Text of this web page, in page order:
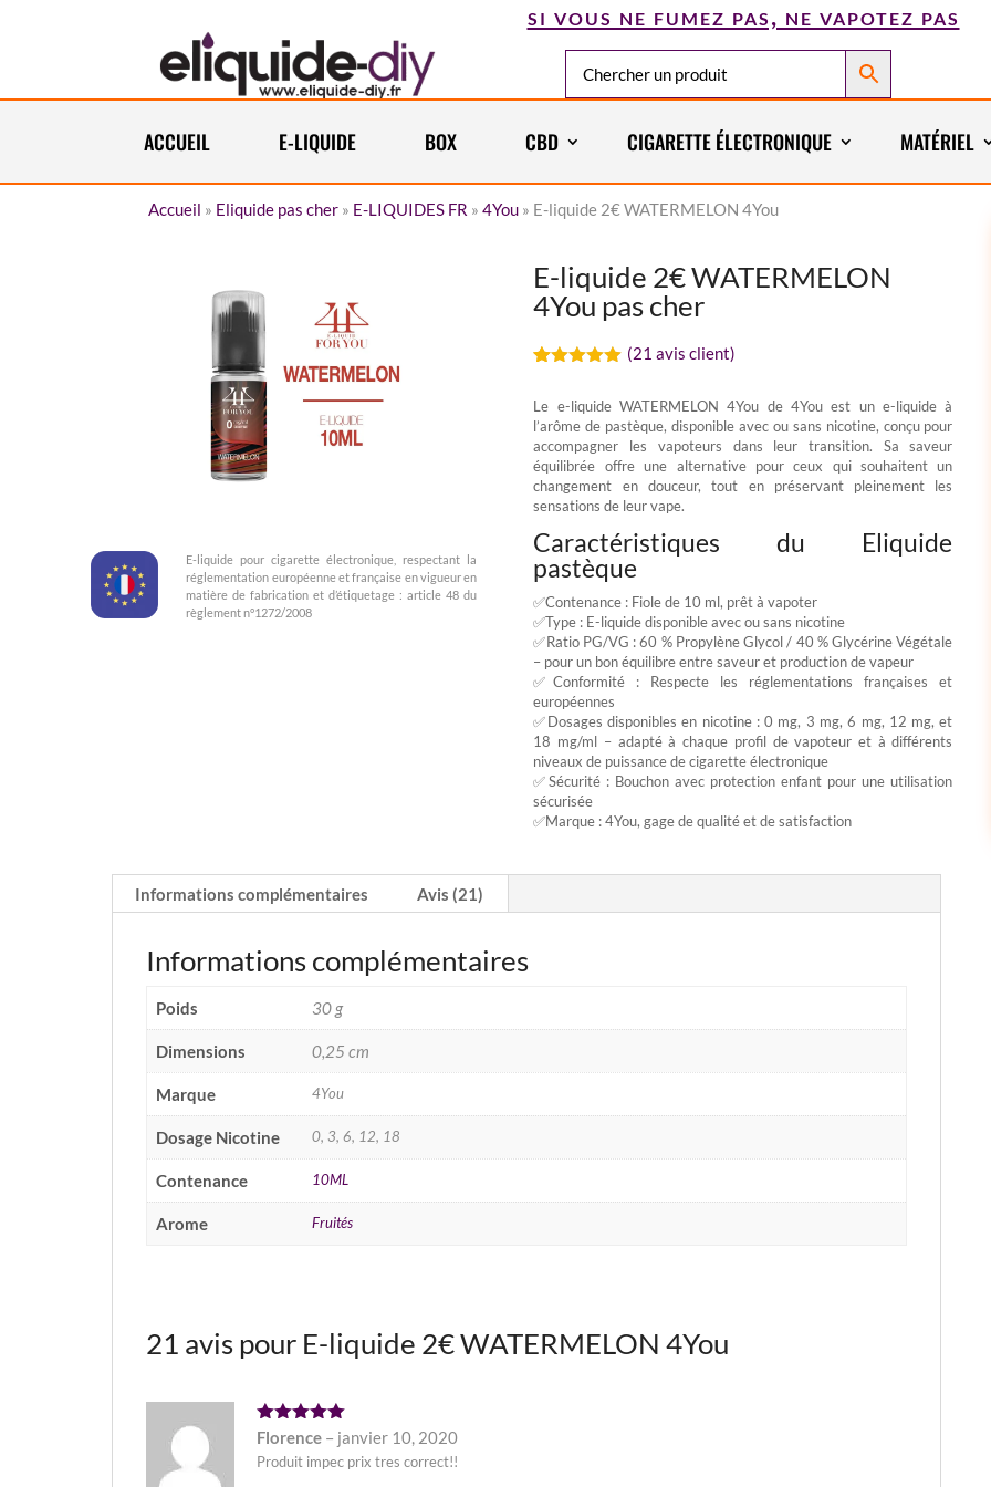
si vous ne fumez pas, ne vapotez pas
ACCUEIL E-LIQUIDE BOX CBD CIGARETTE ÉLECTRONIQUE MATÉRIEL
Accueil » Eliquide pas cher » E-LIQUIDES FR »4You » E-liquide 2€ WATERMELON 4You
E-liquide pour cigarette électronique, respectant la
réglementation européenne et française en vigueur en
matière de fabrication et d’étiquetage : article 48 du
règlement n°1272/2008
E-liquide 2€ WATERMELON
4You pas cher
basé sur
notations
client
(21 avis client)
Le e-liquide WATERMELON 4You de 4You est un e-liquide à
l’arôme de pastèque, disponible avec ou sans nicotine, conçu pour
accompagner les vapoteurs dans leur transition. Sa saveur
équilibrée offre une alternative pour ceux qui souhaitent un
changement en douceur, tout en préservant pleinement les
sensations de leur vape.
Caractéristiques du Eliquide
pastèque
✅Contenance : Fiole de 10 ml, prêt à vapoter
✅Type : E-liquide disponible avec ou sans nicotine
✅Ratio PG/VG : 60 % Propylène Glycol / 40 % Glycérine Végétale
– pour un bon équilibre entre saveur et production de vapeur
✅Conformité : Respecte les réglementations françaises et
européennes
✅Dosages disponibles en nicotine : 0 mg, 3 mg, 6 mg, 12 mg, et
18 mg/ml – adapté à chaque profil de vapoteur et à différents
niveaux de puissance de cigarette électronique
✅Sécurité : Bouchon avec protection enfant pour une utilisation
sécurisée
✅Marque : 4You, gage de qualité et de satisfaction
Informations complémentaires Avis (21)
Informations complémentaires
Poids 30 g
Dimensions 0,25 cm
Marque 4You
Dosage Nicotine 0, 3, 6, 12, 18
Contenance 10ML
Arome Fruités
21 avis pour E-liquide 2€ WATERMELON 4You
Note5
Florence – janvier 10, 2020
Produit impec prix tres correct!!